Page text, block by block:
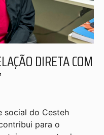
DIRETA COM
social do Cesteh
para o